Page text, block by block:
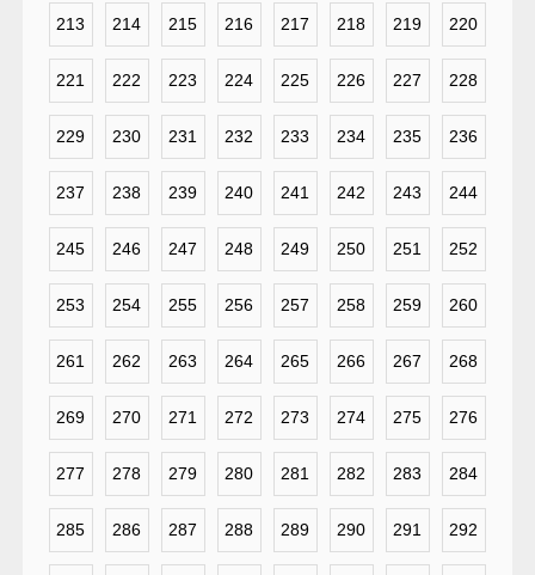
213 214 215 216 217 218 219 220
221 222 223 224 225 226 227 228
229 230 231 232 233 234 235 236
237 238 239 240 241 242 243 244
245 246 247 248 249 250 251 252
253 254 255 256 257 258 259 260
261 262 263 264 265 266 267 268
269 270 271 272 273 274 275 276
277 278 279 280 281 282 283 284
285 286 287 288 289 290 291 292